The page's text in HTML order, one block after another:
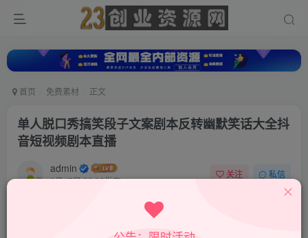
首页 免费素材 正文
单人脱口秀搞笑段子文案剧本反转幽默笑话大全抖
音短视频剧本直播
admin
9月17日 00:29发布
关注 私信